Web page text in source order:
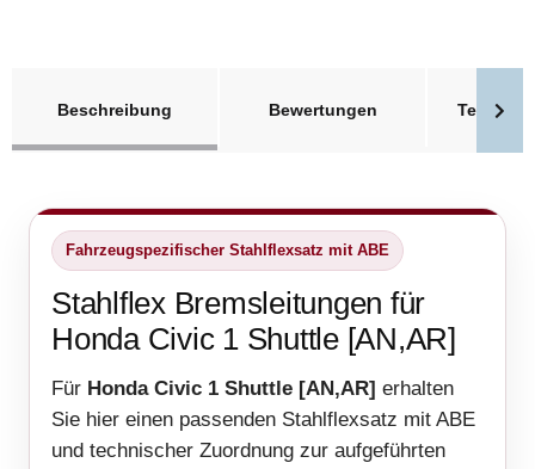
Beschreibung
Bewertungen
Fahrzeugspezifischer Stahlflexsatz mit ABE
Stahlflex Bremsleitungen für
Honda Civic 1 Shuttle [AN,AR]
Für Honda Civic 1 Shuttle [AN,AR] erhalten
Sie hier einen passenden Stahlflexsatz mit ABE
und technischer Zuordnung zur aufgeführten